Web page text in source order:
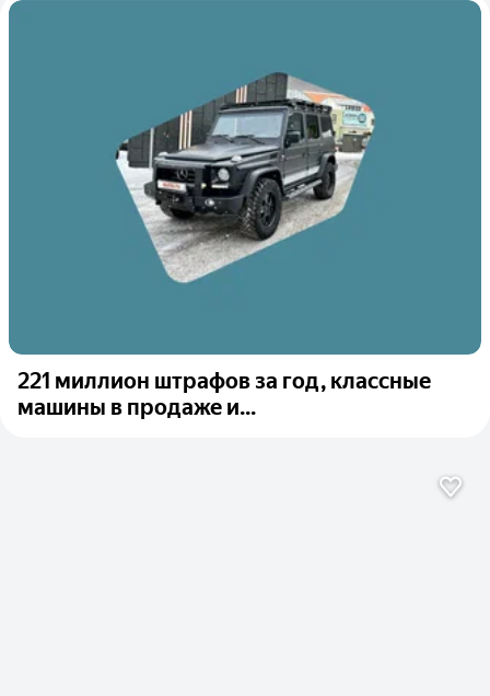
221 миллион штрафов за год, классные
машины в продаже и...